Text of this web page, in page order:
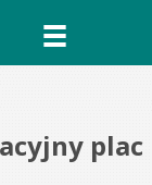
plac